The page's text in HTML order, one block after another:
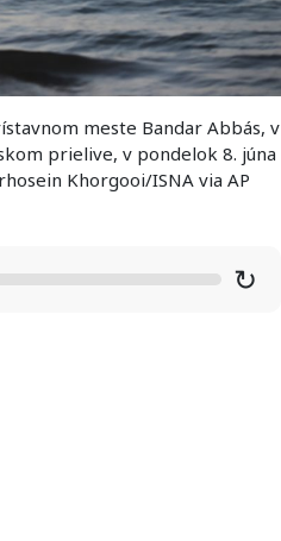
meste Bandar Abbás, v
prielive, v pondelok 8. júna
Khorgooi/ISNA via AP
↻